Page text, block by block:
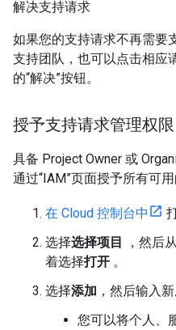
解决支持请求
如果您的支持请求不再需要
支持团队，也可以点击相应
的“解决”按钮。
授予支持请求管理权限
具备 Project Owner 或
通过“IAM”页面授予所有可
在 Cloud 控制台中
选择选择项目
，然后
着选择打开 。
选择添加 ，然后输入
您可以将个人、